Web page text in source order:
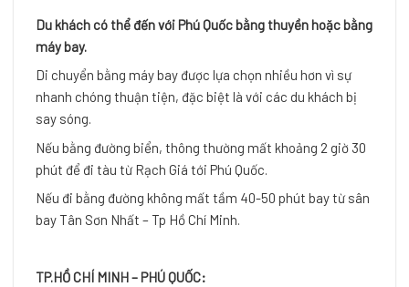
Du khách có thể đến với Phú Quốc bằng thuyền hoặc bằng
máy bay.
Di chuyển bằng máy bay được lựa chọn nhiều hơn vì sự
nhanh chóng thuận tiện, đặc biệt là với các du khách bị
say sóng.
Nếu bằng đường biển, thông thường mất khoảng 2 giờ 30
phút để đi tàu từ Rạch Giá tới Phú Quốc.
Nếu đi bằng đường không mất tầm 40-50 phút bay từ sân
bay Tân Sơn Nhất – Tp Hồ Chí Minh.
TP.HỒ CHÍ MINH – PHÚ QUỐC: